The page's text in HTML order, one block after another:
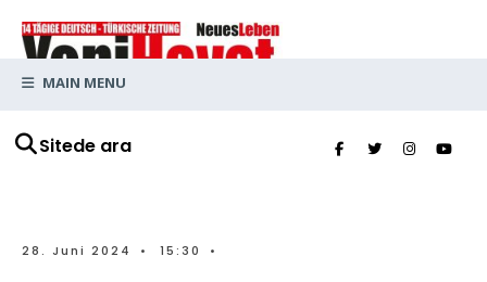
Sitede ara
MAIN MENU
28. Juni 2024 • 15:30 •